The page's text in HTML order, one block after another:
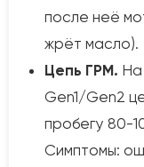
после неё
жрёт масло).
Цепь ГРМ. На
Gen1/Gen2
пробегу 80-
Симптомы: